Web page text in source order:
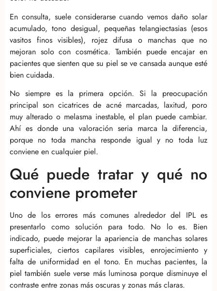
En consulta, suele considerarse cuando vemos daño solar
acumulado, tono desigual, pequeñas telangiectasias (esos
vasitos finos visibles), rojez difusa o manchas que no
mejoran solo con cosmética. También puede encajar en
pacientes que sienten que su piel se ve cansada aunque esté
bien cuidada.
No siempre es la primera opción. Si la preocupación
principal son cicatrices de acné marcadas, laxitud, poro
muy alterado o melasma inestable, el plan puede cambiar.
Ahí es donde una valoración seria marca la diferencia,
porque no toda mancha responde igual y no toda luz
conviene en cualquier piel.
Qué puede tratar y qué no
conviene prometer
Uno de los errores más comunes alrededor del IPL es
presentarlo como solución para todo. No lo es. Bien
indicado, puede mejorar la apariencia de manchas solares
superficiales, ciertos capilares visibles, enrojecimiento y
falta de uniformidad en el tono. En muchas pacientes, la
piel también suele verse más luminosa porque disminuye el
contraste entre zonas más oscuras y zonas más claras.